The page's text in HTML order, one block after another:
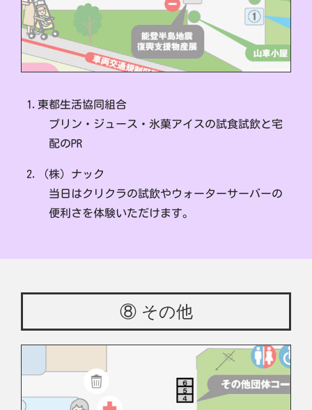
1.東都生活協同組合
プリン・ジュース・氷菓アイスの試食試飲と宅
配のPR
2.（株）ナック
当日はクリクラの試飲やウォーターサーバーの
便利さを体験いただけます。
⑧ その他